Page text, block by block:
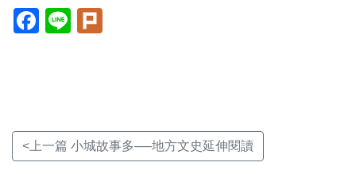
Facebook(另
開
Line(另
開
<上一篇 小城故事多──地方文史延伸閱讀